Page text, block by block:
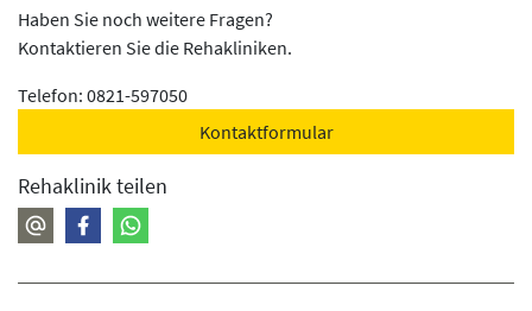
Ergotherapie, Arbeitstherapie und andere funktionelle
Therapie
Hilfsmittelberatung, Gelenkschutz, Sturzprophylaxe,
Berufsspezifische Belastungserprobung,
Arbeitserprobung, Arbeitsplatzberatung, Ergonomie am
Arbeitsplatz
Klinische Psychologie
Psychologische Beratung, Krisenintervention,
Entspannungsverfahren (Progressive Muskelrelaxation),
Rehaklinik teilen
Haben Sie noch weitere Fragen?
Kontaktieren Sie die Rehakliniken.
Telefon: 0821-597050
Kontaktformular